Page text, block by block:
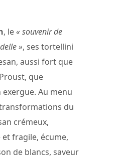
, le« souvenir de
», ses tortellini
aussi fort que
que
Au menu
du
crémeux,
fragile, écume,
de blancs, saveur